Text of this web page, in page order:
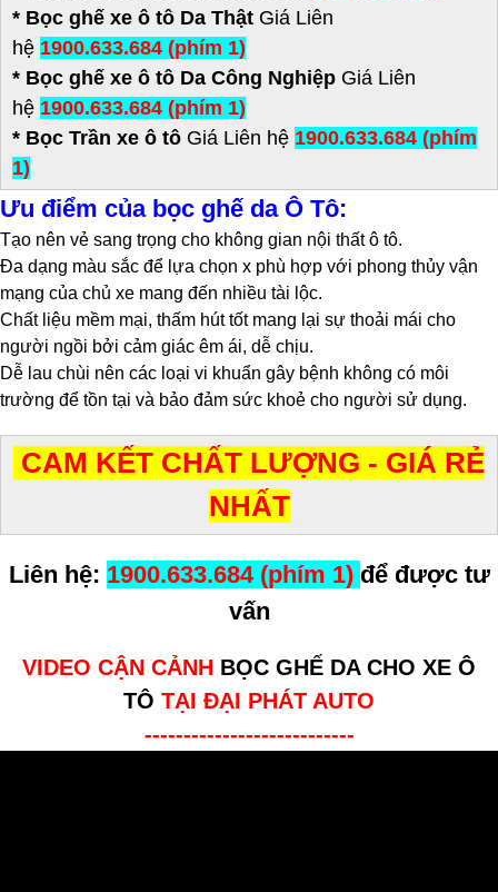
* Bọc ghế xe ô tô Da Thật Giá Liên
hệ 1900.633.684 (phím 1)
* Bọc ghế xe ô tô Da Công Nghiệp Giá Liên
hệ 1900.633.684 (phím 1)
* Bọc Trần xe ô tô Giá Liên hệ 1900.633.684 (phím
1)
Ưu điểm của bọc ghế da Ô Tô:
Tạo nên vẻ sang trọng cho không gian nội thất ô tô.
Đa dạng màu sắc để lựa chọn x phù hợp với phong thủy vận
mạng của chủ xe mang đến nhiều tài lộc.
Chất liệu mềm mại, thấm hút tốt mang lại sự thoải mái cho
người ngồi bởi cảm giác êm ái, dễ chịu.
Dễ lau chùi nên các loại vi khuẩn gây bệnh không có môi
trường để tồn tại và bảo đảm sức khoẻ cho người sử dụng.
CAM KẾT CHẤT LƯỢNG - GIÁ RẺ
NHẤT
Liên hệ: 1900.633.684 (phím 1) để được tư
vấn
VIDEO CẬN CẢNH BỌC GHẾ DA CHO XE Ô
TÔ TẠI ĐẠI PHÁT AUTO
---------------------------